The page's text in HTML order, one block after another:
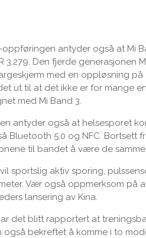
oppføringen antyder også at Mi
3,279. Den fjerde generasjonen
med en oppløsning på
ut til at det ikke er for mange
med Mi Band 3.
antyder også at helsesporet
Bluetooth 5.0 og NFC. Bortsett
til bandet å være de samme.
sportslig aktiv sporing,
Vær også oppmerksom på
lansering av Kina.
det blitt rapportert at
også bekreftet å komme i to